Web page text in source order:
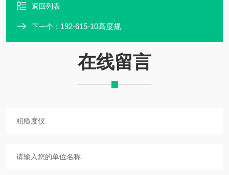
返回列表
下一个： 192-615-10高度规
在线留言